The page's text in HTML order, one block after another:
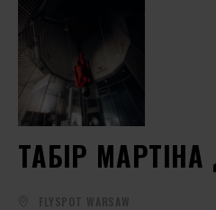
ТАБІР
FLYSPOT WARSAW